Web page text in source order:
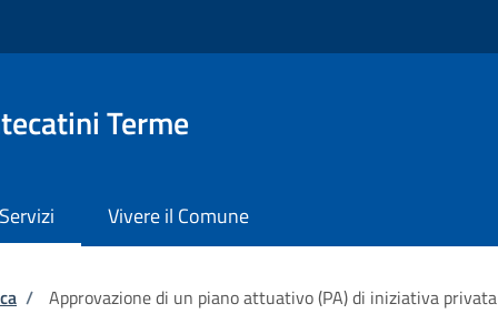
Terme
Servizi Vivere il Comune
/ Approvazione di un piano attuativo (PA) di iniziativa privata